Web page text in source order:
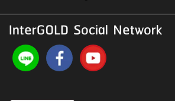
InterGOLD Social Network